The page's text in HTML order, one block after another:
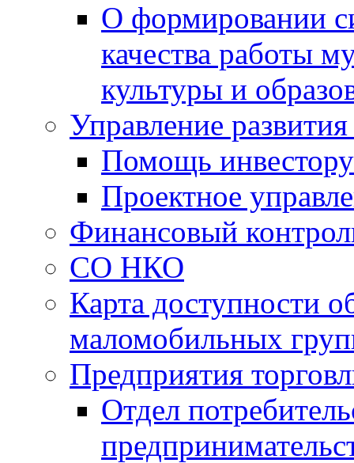
О формировании
качества работы
культуры и
Управление
Помощь инвестору
Проектное
Финансовый
СО НКО
Карта доступности
маломобильных
Предприятия
Отдел